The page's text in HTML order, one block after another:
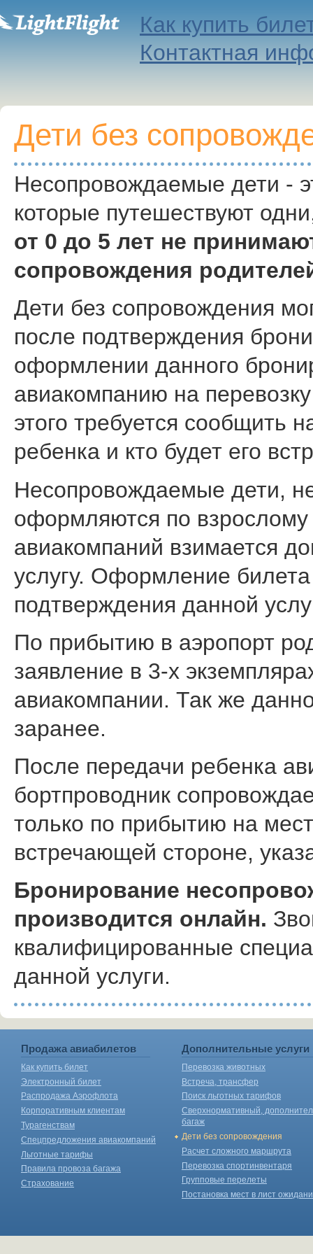
Как купить
Контактная
Дети без
Несопровождаемые дети -
которые путешествуют
от 0 до 5 лет не
сопровождения
Дети без сопровождения
после подтверждения
оформлении данного
авиакомпанию на
этого требуется сообщить
ребенка и кто будет его
Несопровождаемые дети,
оформляются по
авиакомпаний взимается
услугу. Оформление
подтверждения данной
По прибытию в аэропорт
заявление в 3-х
авиакомпании. Так же
заранее.
После передачи ребенка
бортпроводник
только по прибытию на
встречающей стороне,
Бронирование
производится онлайн.
квалифицированные
данной услуги.
Продажа авиабилетов
Как купить билет
Электронный билет
Распродажа Аэрофлота
Корпоративным клиентам
Турагенствам
Спецпредложения авиакомпаний
Льготные тарифы
Правила провоза багажа
Страхование
Дополнительные услуги
Перевозка животных
Встреча, трансфер
Поиск льготных тарифов
Сверхнормативный,
багаж
Дети без сопровождения
Расчет сложного маршрута
Перевозка спортинвентаря
Групповые перелеты
Постановка мест в лист